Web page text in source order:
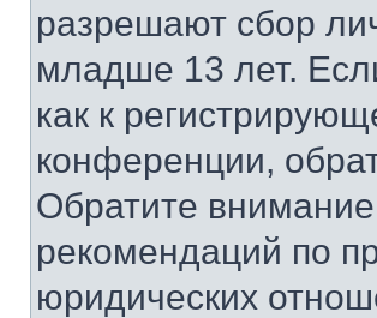
разрешают сбор
младше 13 лет.
как к
конференции,
Обратите
рекомендаций по
юридических